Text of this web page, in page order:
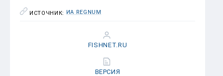
ИСТОЧНИК: ИА REGNUM
FISHNET.RU
ВЕРСИЯ